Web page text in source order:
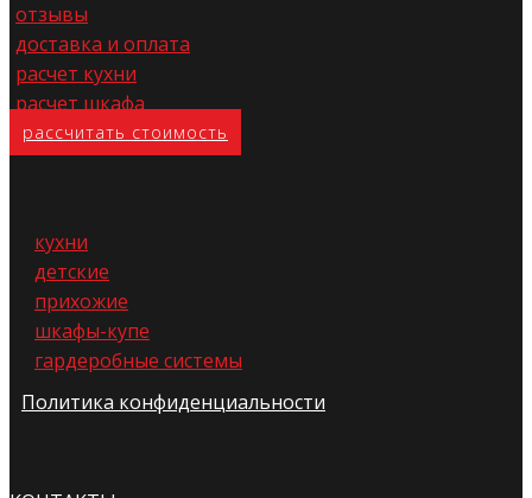
отзывы
доставка и оплата
расчет кухни
расчет шкафа
расс​читать стоимость
кухни
детские
прихожие
шкафы-купе
гардеробные системы
Политика конфиденциальности